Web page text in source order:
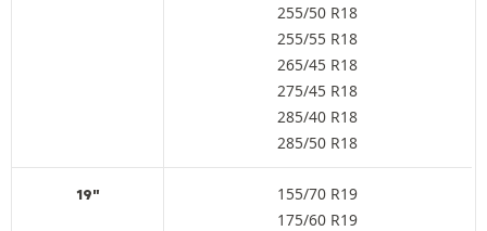
255/50 R18
255/55 R18
265/45 R18
275/45 R18
285/40 R18
285/50 R18
19"
155/70 R19
175/60 R19